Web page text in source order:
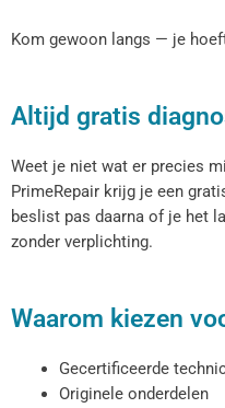
Kom gewoon langs — je
Altijd gratis
Weet je niet wat er precies
PrimeRepair krijg je een
beslist pas daarna of je het
zonder verplichting.
Waarom kiezen
Gecertificeerde
Originele onderdelen